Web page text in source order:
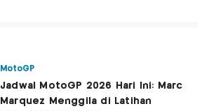
MotoGP
Jadwal MotoGP 2026 Hari Ini: Marc
Marquez Menggila di Latihan